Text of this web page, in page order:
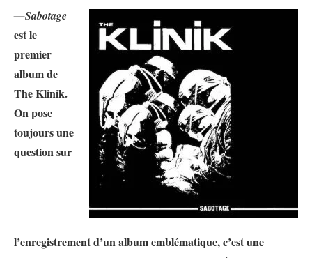
—Sabotage
est le
premier
album de
The Klinik.
On pose
toujours une
question sur
l’enregistrement d’un album emblématique, c’est une